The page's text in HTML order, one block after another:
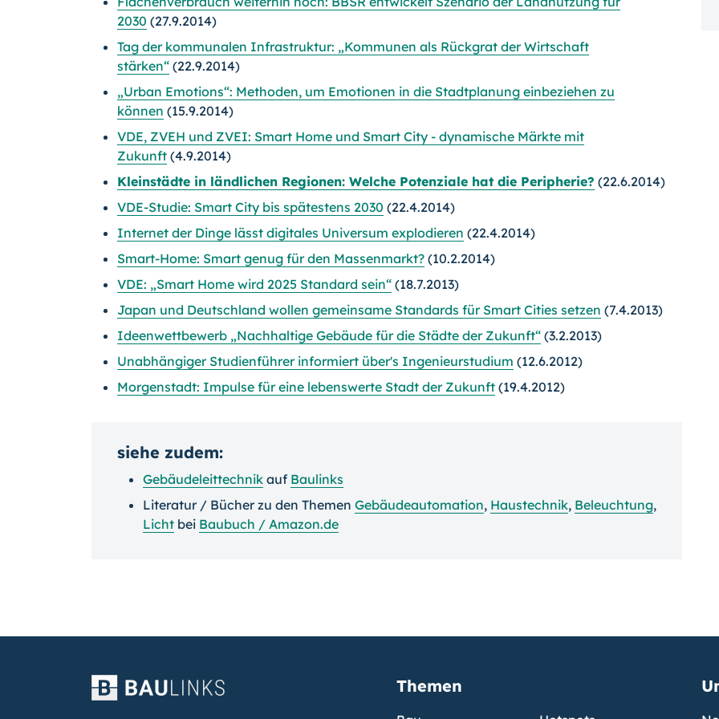
2030 (27.9.2014)
Tag der kommunalen Infrastruktur: „Kommunen als Rückgrat der Wirtschaft
stärken“ (22.9.2014)
„Urban Emotions“: Methoden, um Emotionen in die Stadtplanung einbeziehen zu
können (15.9.2014)
VDE, ZVEH und ZVEI: Smart Home und Smart City - dynamische Märkte mit
Zukunft (4.9.2014)
Kleinstädte in ländlichen Regionen: Welche Potenziale hat die Peripherie? (22.6.2014)
VDE-Studie: Smart City bis spätestens 2030 (22.4.2014)
Internet der Dinge lässt digitales Universum explodieren (22.4.2014)
Smart-Home: Smart genug für den Massenmarkt? (10.2.2014)
VDE: „Smart Home wird 2025 Standard sein“ (18.7.2013)
Japan und Deutschland wollen gemeinsame Standards für Smart Cities setzen (7.4.2013)
Ideenwettbewerb „Nachhaltige Gebäude für die Städte der Zukunft“ (3.2.2013)
Unabhängiger Studienführer informiert über's Ingenieurstudium (12.6.2012)
Morgenstadt: Impulse für eine lebenswerte Stadt der Zukunft (19.4.2012)
siehe zudem:
Gebäudeleittechnik auf Baulinks
Literatur / Bücher zu den Themen Gebäudeautomation, Haustechnik, Beleuchtung,
Licht bei Baubuch / Amazon.de
Themen